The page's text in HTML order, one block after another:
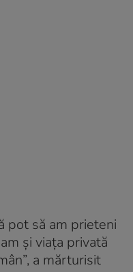
pot să am prieteni
și viața privată
a mărturisit